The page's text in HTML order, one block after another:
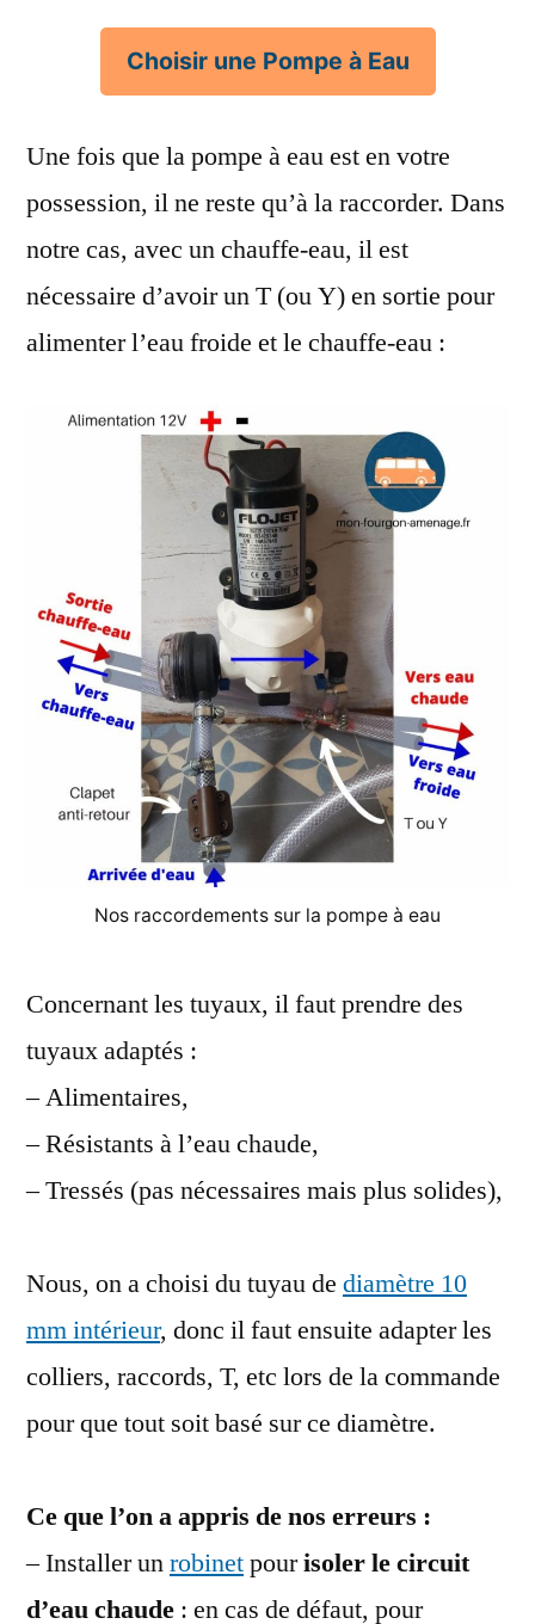
Choisir une Pompe à Eau
Une fois que la pompe à eau est en votre
possession, il ne reste qu’à la raccorder. Dans
notre cas, avec un chauffe-eau, il est
nécessaire d’avoir un T (ou Y) en sortie pour
alimenter l’eau froide et le chauffe-eau :
Nos raccordements sur la pompe à eau
Concernant les tuyaux, il faut prendre des
tuyaux adaptés :
– Alimentaires,
– Résistants à l’eau chaude,
– Tressés (pas nécessaires mais plus solides),
Nous, on a choisi du tuyau de diamètre 10
mm intérieur, donc il faut ensuite adapter les
colliers, raccords, T, etc lors de la commande
pour que tout soit basé sur ce diamètre.
Ce que l’on a appris de nos erreurs :
– Installer unrobinetpourisoler le circuit
d’eau chaude : en cas de défaut, pour